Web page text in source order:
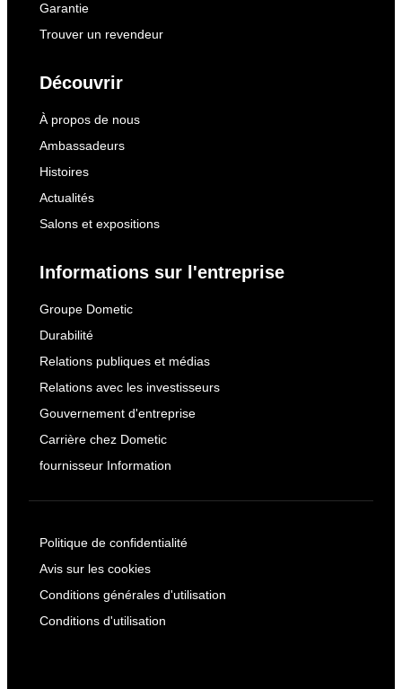
Garantie
Trouver un revendeur
Découvrir
À propos de nous
Ambassadeurs
Histoires
Actualités
Salons et expositions
Informations sur l'entreprise
Groupe Dometic
Durabilité
Relations publiques et médias
Relations avec les investisseurs
Gouvernement d'entreprise
Carrière chez Dometic
fournisseur Information
Politique de confidentialité
Avis sur les cookies
Conditions générales d'utilisation
Conditions d'utilisation